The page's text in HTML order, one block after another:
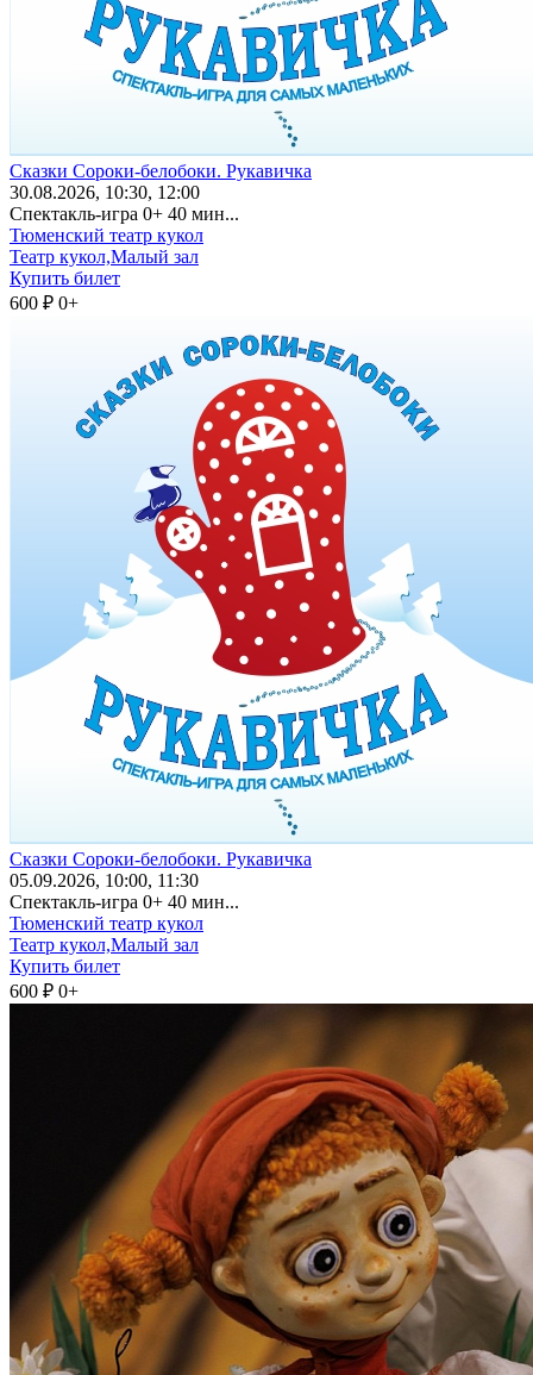
Сказки Сороки-белобоки. Рукавичка
30.08.2026, 10:30, 12:00
Спектакль-игра 0+ 40 мин...
Тюменский театр кукол
Театр кукол,Малый зал
Купить билет
600 ₽ 0+
Сказки Сороки-белобоки. Рукавичка
05.09.2026, 10:00, 11:30
Спектакль-игра 0+ 40 мин...
Тюменский театр кукол
Театр кукол,Малый зал
Купить билет
600 ₽ 0+